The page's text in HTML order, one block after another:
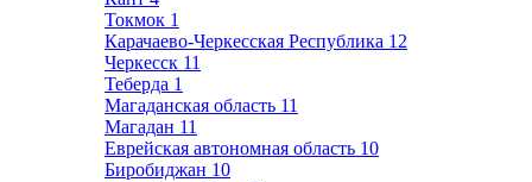
Токмок 1
Карачаево-Черкесская Республика 12
Черкесск 11
Теберда 1
Магаданская область 11
Магадан 11
Еврейская автономная область 10
Биробиджан 10